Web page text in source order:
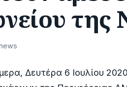
Δευτέρα 6 Ιουλίου